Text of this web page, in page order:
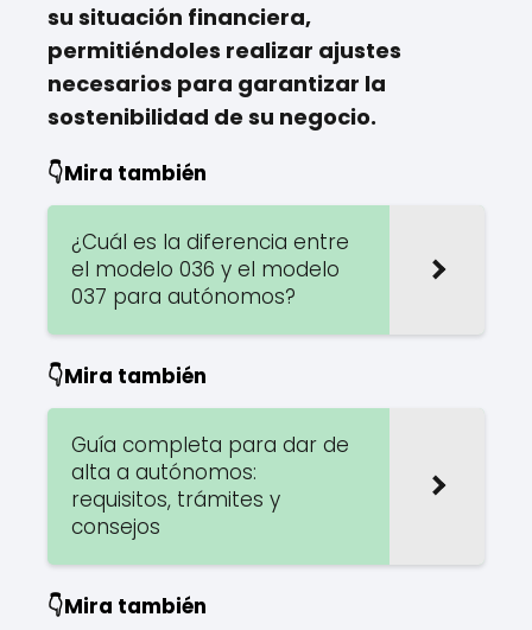
su situación financiera,
permitiéndoles realizar ajustes
necesarios para garantizar la
sostenibilidad de su negocio.
👇Mira también
¿Cuál es la diferencia entre
el modelo 036 y el modelo
037 para autónomos?
👇Mira también
Guía completa para dar de
alta a autónomos:
requisitos, trámites y
consejos
👇Mira también